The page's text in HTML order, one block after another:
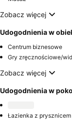
Zobacz więcej
Udogodnienia w
Centrum biznesowe
Gry zręcznościowe/
Zobacz więcej
Udogodnienia w
Łazienka z prysznicem